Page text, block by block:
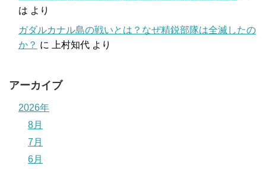
は より
ガダルカナル島の戦いとは？なぜ精鋭部隊は全滅したの
か？ に 上村知代 より
アーカイブ
2026年
8月
7月
6月